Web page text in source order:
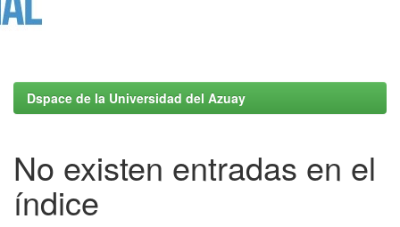
Dspace de la Universidad del Azuay
No existen entradas en el
índice